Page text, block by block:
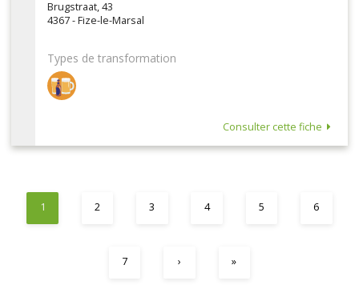
Brugstraat, 43
4367 - Fize-le-Marsal
Types de transformation
Consulter cette fiche
1 2 3 4 5 6
7 › »